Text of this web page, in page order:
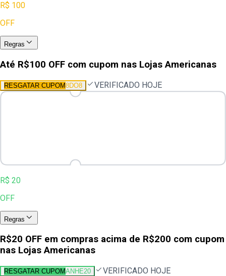
R$ 100
OFF
Regras
Até R$100 OFF com cupom nas Lojas Americanas
RESGATAR CUPOM8DO8 VERIFICADO HOJE
R$ 20
OFF
Regras
R$20 OFF em compras acima de R$200 com cupom
nas Lojas Americanas
RESGATAR CUPOMANHE20 VERIFICADO HOJE